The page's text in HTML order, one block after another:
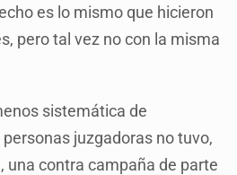
es lo mismo que hicieron
pero tal vez no con la misma
sistemática de
juzgadoras no tuvo,
contra campaña de parte